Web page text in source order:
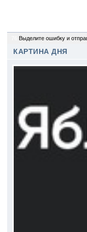
Выделите ошибку и
КАРТИНА ДНЯ